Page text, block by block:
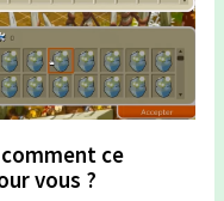
ce
vous ?